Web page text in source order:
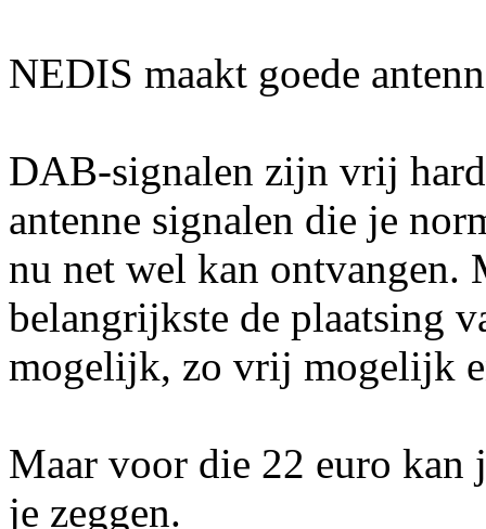
NEDIS maakt goede
DAB-signalen zijn vrij
antenne signalen die je
nu net wel kan ontvangen.
belangrijkste de plaatsing
mogelijk, zo vrij mogelijk
Maar voor die 22 euro
je zeggen.